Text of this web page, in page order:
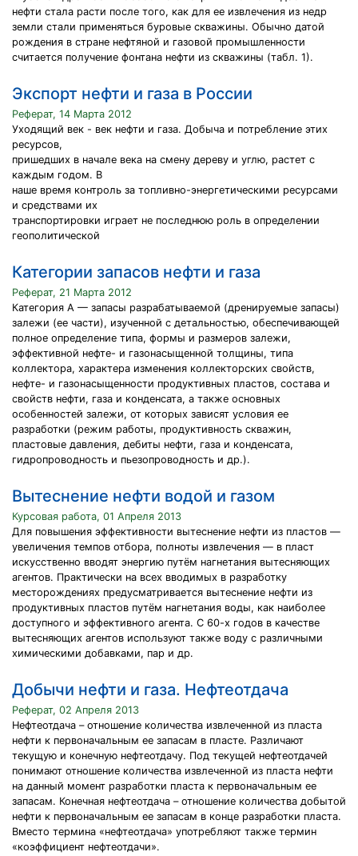
нефти стала расти после того, как для ее извлечения из недр
земли стали применяться буровые скважины. Обычно датой
рождения в стране нефтяной и газовой промышленности
считается получение фонтана нефти из скважины (табл. 1).
Экспорт нефти и газа в России
Реферат, 14 Марта 2012
Уходящий век - век нефти и газа. Добыча и потребление этих
ресурсов,
пришедших в начале века на смену дереву и углю, растет с
каждым годом. В
наше время контроль за топливно-энергетическими ресурсами
и средствами их
транспортировки играет не последнюю роль в определении
геополитической
Категории запасов нефти и газа
Реферат, 21 Марта 2012
Категория А — запасы разрабатываемой (дренируемые запасы)
залежи (ее части), изученной с детальностью, обеспечивающей
полное определение типа, формы и размеров залежи,
эффективной нефте- и газонасыщенной толщины, типа
коллектора, характера изменения коллекторских свойств,
нефте- и газонасыщенности продуктивных пластов, состава и
свойств нефти, газа и конденсата, а также основных
особенностей залежи, от которых зависят условия ее
разработки (режим работы, продуктивность скважин,
пластовые давления, дебиты нефти, газа и конденсата,
гидропроводность и пьезопроводность и др.).
Вытеснение нефти водой и газом
Курсовая работа, 01 Апреля 2013
Для повышения эффективности вытеснение нефти из пластов —
увеличения темпов отбора, полноты извлечения — в пласт
искусственно вводят энергию путём нагнетания вытесняющих
агентов. Практически на всех вводимых в разработку
месторождениях предусматривается вытеснение нефти из
продуктивных пластов путём нагнетания воды, как наиболее
доступного и эффективного агента. С 60-х годов в качестве
вытесняющих агентов используют также воду с различными
химическими добавками, пар и др.
Добычи нефти и газа. Нефтеотдача
Реферат, 02 Апреля 2013
Нефтеотдача – отношение количества извлеченной из пласта
нефти к первоначальным ее запасам в пласте. Различают
текущую и конечную нефтеотдачу. Под текущей нефтеотдачей
понимают отношение количества извлеченной из пласта нефти
на данный момент разработки пласта к первоначальным ее
запасам. Конечная нефтеотдача – отношение количества добытой
нефти к первоначальным ее запасам в конце разработки пласта.
Вместо термина «нефтеотдача» употребляют также термин
«коэффициент нефтеотдачи».